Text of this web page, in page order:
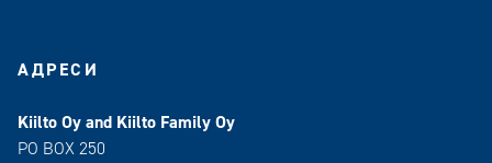
АДРЕСИ
Kiilto Oy and Kiilto Family Oy
PO BOX 250